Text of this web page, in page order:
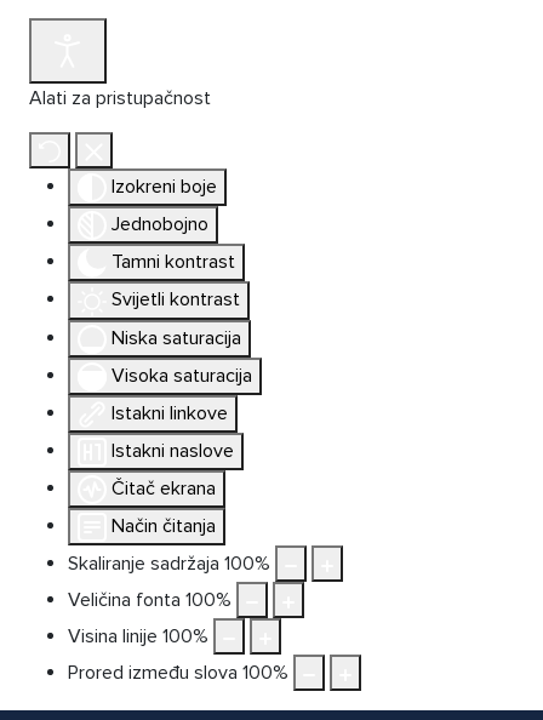
Alati za pristupačnost
Izokreni boje
Jednobojno
Tamni kontrast
Svijetli kontrast
Niska saturacija
Visoka saturacija
Istakni linkove
Istakni naslove
Čitač ekrana
Način čitanja
Skaliranje sadržaja 100%
Veličina fonta 100%
Visina linije 100%
Prored između slova 100%